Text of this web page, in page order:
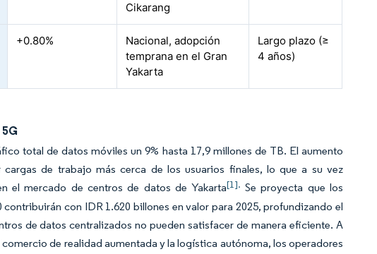
Cikarang
+0.80%
Nacional, adopción
temprana en el Gran
Yakarta
Largo plazo (≥
4 años)
total de datos móviles un 9% hasta 17,9 millones de TB. El aumento
de trabajo más cerca de los usuarios finales, lo que a su vez
el mercado de centros de datos de Yakarta[1]. Se proyecta que los
con IDR 1.620 billones en valor para 2025, profundizando el
de datos centralizados no pueden satisfacer de manera eficiente. A
de realidad aumentada y la logística autónoma, los operadores